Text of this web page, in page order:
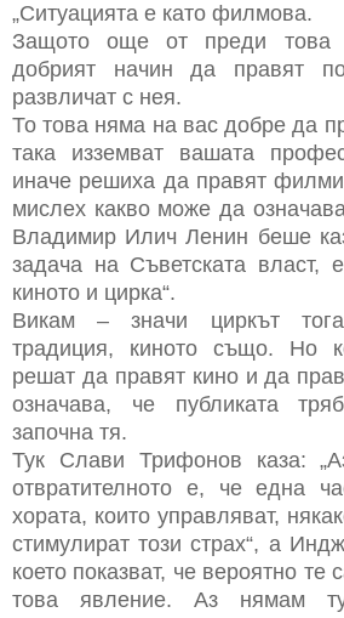
„Ситуацията е като филмова.
Защото още от преди това
добрият начин да правят
развличат с нея.
То това няма на вас добре да
така изземват вашата
иначе решиха да правят
мислех какво може да
Владимир Илич Ленин беше
задача на Съветската
киното и цирка“.
Викам – значи циркът
традиция, киното също. Но
решат да правят кино и да
означава, че публиката
започна тя.
Тук Слави Трифонов каза:
отвратителното е, че една
хората, които управляват,
стимулират този страх“, а
което показват, че вероятно те
това явление. Аз нямам